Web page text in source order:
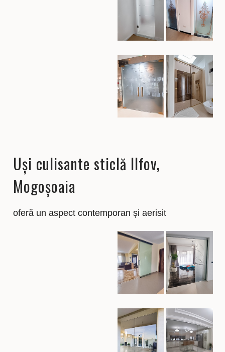
Uși culisante sticlă Ilfov,
Mogoșoaia
oferă un aspect contemporan și aerisit